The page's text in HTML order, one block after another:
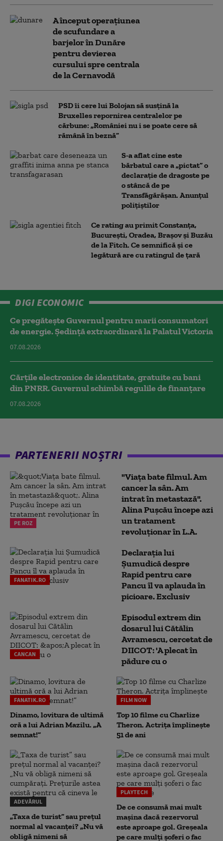
A început operațiunea
de scufundare a
barjelor în Dunăre
pentru devierea
cursului spre centrala
de la Cernavodă
PSD îi cere lui Bolojan să susțină la
Bruxelles repornirea centralelor pe
cărbune: „României nu i se poate cere să
rămână în beznă”
S-a aflat cine este
bărbatul care a „pictat” o
declarație de dragoste pe
o stâncă de pe
Transfăgărășan. Anunțul
polițiștilor
Ce rating au primit Constanța,
București, Oradea, Brașov și Buzău
de la Fitch. Ce semnifică și ce
legătură are cu ratingul de țară
DIGI ECONOMIC
Ce pregătește Guvernul pentru marii consumatori
de energie. Ședință extraordinară la Palatul Victoria
07.08.2026
Cărțile electronice de identitate, gratuite cu bani
din PNRR. Guvernul schimbă regulile de finanțare
07.08.2026
PARTENERII NOȘTRI
PE ROZ
"Viața bate filmul. Am
cancer la sân. Am
intrat în metastază".
Alina Pușcău începe azi
un tratament
revoluționar în L.A.
FANATIK.RO
Declarația lui
Șumudică despre
Rapid pentru care
Pancu îl va aplauda în
picioare. Exclusiv
CANCAN
Episodul extrem din
dosarul lui Cătălin
Avramescu, cercetat de
DIICOT: 'A plecat în
pădure cu o
FANATIK.RO
Dinamo, lovitura de ultimă
oră a lui Adrian Mazilu. „A
semnat!”
FILM NOW
Top 10 filme cu Charlize
Theron. Actrița împlinește
51 de ani
ADEVĂRUL
„Taxa de turist” sau prețul
normal al vacanței? „Nu vă
obligă nimeni să
PLAYTECH
De ce consumă mai mult
mașina dacă rezervorul
este aproape gol. Greșeala
pe care mulți șoferi o fac